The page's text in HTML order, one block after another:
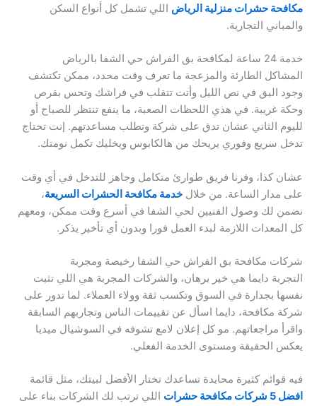
مكافحة حشرات منزلية الرياض اللي تشمل كل أنواع السكن
والمباني التجارية.
خدمة 24 ساعة لمكافحة بق الفراش حي الشفا بالرياض
المشاكل الطارئة والمزعجة ما تعرف وقت محدد، ممكن تكتشف
وجود البق في نص الليل وأنت تتقلب في فراشك وتحس بقرص
وحكة غريبة. في هذي اللحظات الصعبة، ما ينفع تنتظر للصباح أو
لليوم الثاني عشان تدق على شركة وتطلب مساعدتهم. إنت تحتاج
تدخل سريع وفوري يريحك من هالكابوس ويخليك تكمل نومتك.
عشان كذا، وفرنا فريق طوارئ متكامل وجاهز للتدخل في أي وقت
على مدار الساعة. من خلال خدمة مكافحة الحشرات السريعة،
نضمن لك وصول الفنيين لحي الشفا في أسرع وقت ممكن، ومعهم
كل المعدات اللازمة لبدء العمل فورا وبدون أي تأخير يذكر.
شركات مكافحة بق الفراش حي الشفا رخيصة ومجربة
التجربة دايما هي خير برهان، والشركات المجربة هي اللي تثبت
نفسها بجدارة في السوق وتكسب ثقة وولاء العملاء. لما تدور على
شركة مكافحة، دايما اسأل عن تقييمات الناس وتجاربهم السابقة
واقرأ مراجعاتهم. مو كل إعلان لامع تشوفه في السوشيال ميديا
يعكس الحقيقة ومستوى الخدمة الفعلي.
فيه قوائم كثيرة محايدة تساعدك تختار الأفضل لبيتك، مثل قائمة
افضل 5 شركات مكافحة حشرات
اللي ترتب لك الشركات بناء على